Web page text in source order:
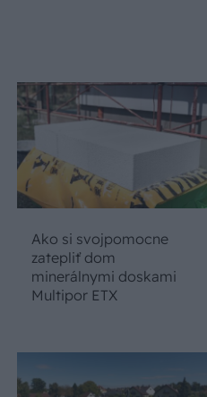
Ako si svojpomocne
zatepliť dom
minerálnymi doskami
Multipor ETX